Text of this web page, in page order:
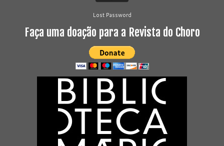
Lost Password
Faça uma doação para a Revista do Choro